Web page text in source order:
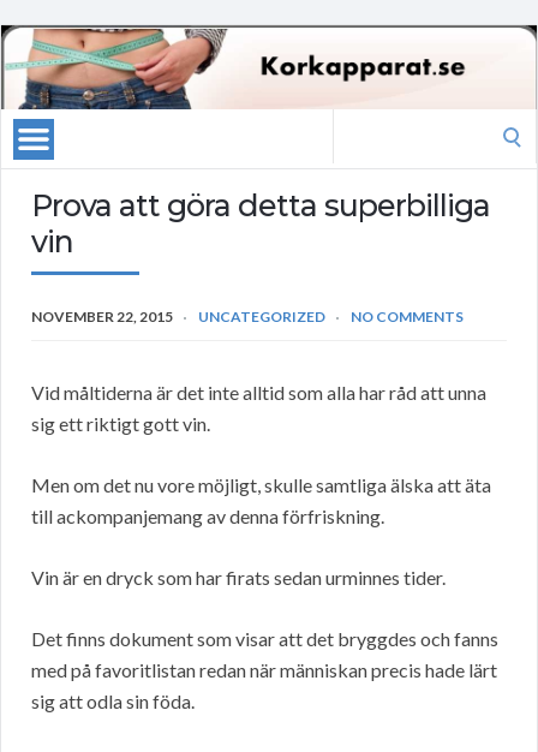
Prova att göra detta superbilliga
vin
NOVEMBER 22, 2015 UNCATEGORIZED NO COMMENTS
Vid måltiderna är det inte alltid som alla har råd att unna
sig ett riktigt gott vin.
Men om det nu vore möjligt, skulle samtliga älska att äta
till ackompanjemang av denna förfriskning.
Vin är en dryck som har firats sedan urminnes tider.
Det finns dokument som visar att det bryggdes och fanns
med på favoritlistan redan när människan precis hade lärt
sig att odla sin föda.